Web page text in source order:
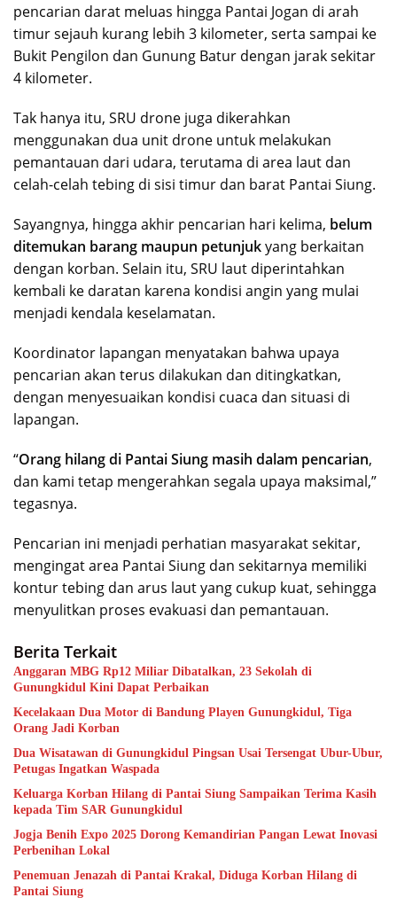
pencarian darat meluas hingga Pantai Jogan di arah
timur sejauh kurang lebih 3 kilometer, serta sampai ke
Bukit Pengilon dan Gunung Batur dengan jarak sekitar
4 kilometer.
Tak hanya itu, SRU drone juga dikerahkan
menggunakan dua unit drone untuk melakukan
pemantauan dari udara, terutama di area laut dan
celah-celah tebing di sisi timur dan barat Pantai Siung.
Sayangnya, hingga akhir pencarian hari kelima, belum
ditemukan barang maupun petunjukyang berkaitan
dengan korban. Selain itu, SRU laut diperintahkan
kembali ke daratan karena kondisi angin yang mulai
menjadi kendala keselamatan.
Koordinator lapangan menyatakan bahwa upaya
pencarian akan terus dilakukan dan ditingkatkan,
dengan menyesuaikan kondisi cuaca dan situasi di
lapangan.
“Orang hilang di Pantai Siung masih dalam pencarian,
dan kami tetap mengerahkan segala upaya maksimal,”
tegasnya.
Pencarian ini menjadi perhatian masyarakat sekitar,
mengingat area Pantai Siung dan sekitarnya memiliki
kontur tebing dan arus laut yang cukup kuat, sehingga
menyulitkan proses evakuasi dan pemantauan.
Berita Terkait
Anggaran MBG Rp12 Miliar Dibatalkan, 23 Sekolah di
Gunungkidul Kini Dapat Perbaikan
Kecelakaan Dua Motor di Bandung Playen Gunungkidul, Tiga
Orang Jadi Korban
Dua Wisatawan di Gunungkidul Pingsan Usai Tersengat Ubur-Ubur,
Petugas Ingatkan Waspada
Keluarga Korban Hilang di Pantai Siung Sampaikan Terima Kasih
kepada Tim SAR Gunungkidul
Jogja Benih Expo 2025 Dorong Kemandirian Pangan Lewat Inovasi
Perbenihan Lokal
Penemuan Jenazah di Pantai Krakal, Diduga Korban Hilang di
Pantai Siung